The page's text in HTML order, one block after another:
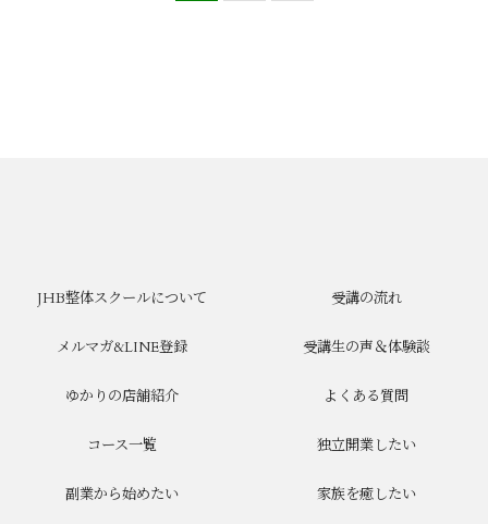
JHB整体スクールについて 受講の流れ
メルマガ&LINE登録 受講生の声＆体験談
ゆかりの店舗紹介 よくある質問
コース一覧 独立開業したい
副業から始めたい 家族を癒したい